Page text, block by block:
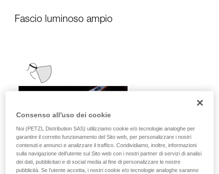
Fascio luminoso ampio
Consenso all'uso dei cookie
Noi (PETZL Distribution SAS) utilizziamo cookie e/o tecnologie analoghe per
garantire il corretto funzionamento del Sito web, per personalizzare i nostri
contenuti e annunci e analizzare il traffico. Condividiamo, inoltre, informazioni
sulla navigazione dell’utente sul Sito web con i nostri partner di servizi di analisi
dei dati, pubblicitari e di social media al fine di personalizzare le nostre
pubblicità. Se l’utente accetta, i nostri cookie e/o tecnologie analoghe saranno